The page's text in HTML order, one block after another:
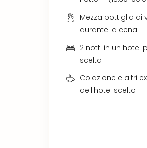
Mezza bottiglia di
durante la cena
2 notti in un hotel
scelta
Colazione e altri
dell'hotel scelto